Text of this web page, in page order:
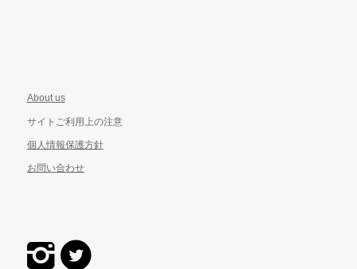
About us
サイトご利用上の注意
個人情報保護方針
お問い合わせ